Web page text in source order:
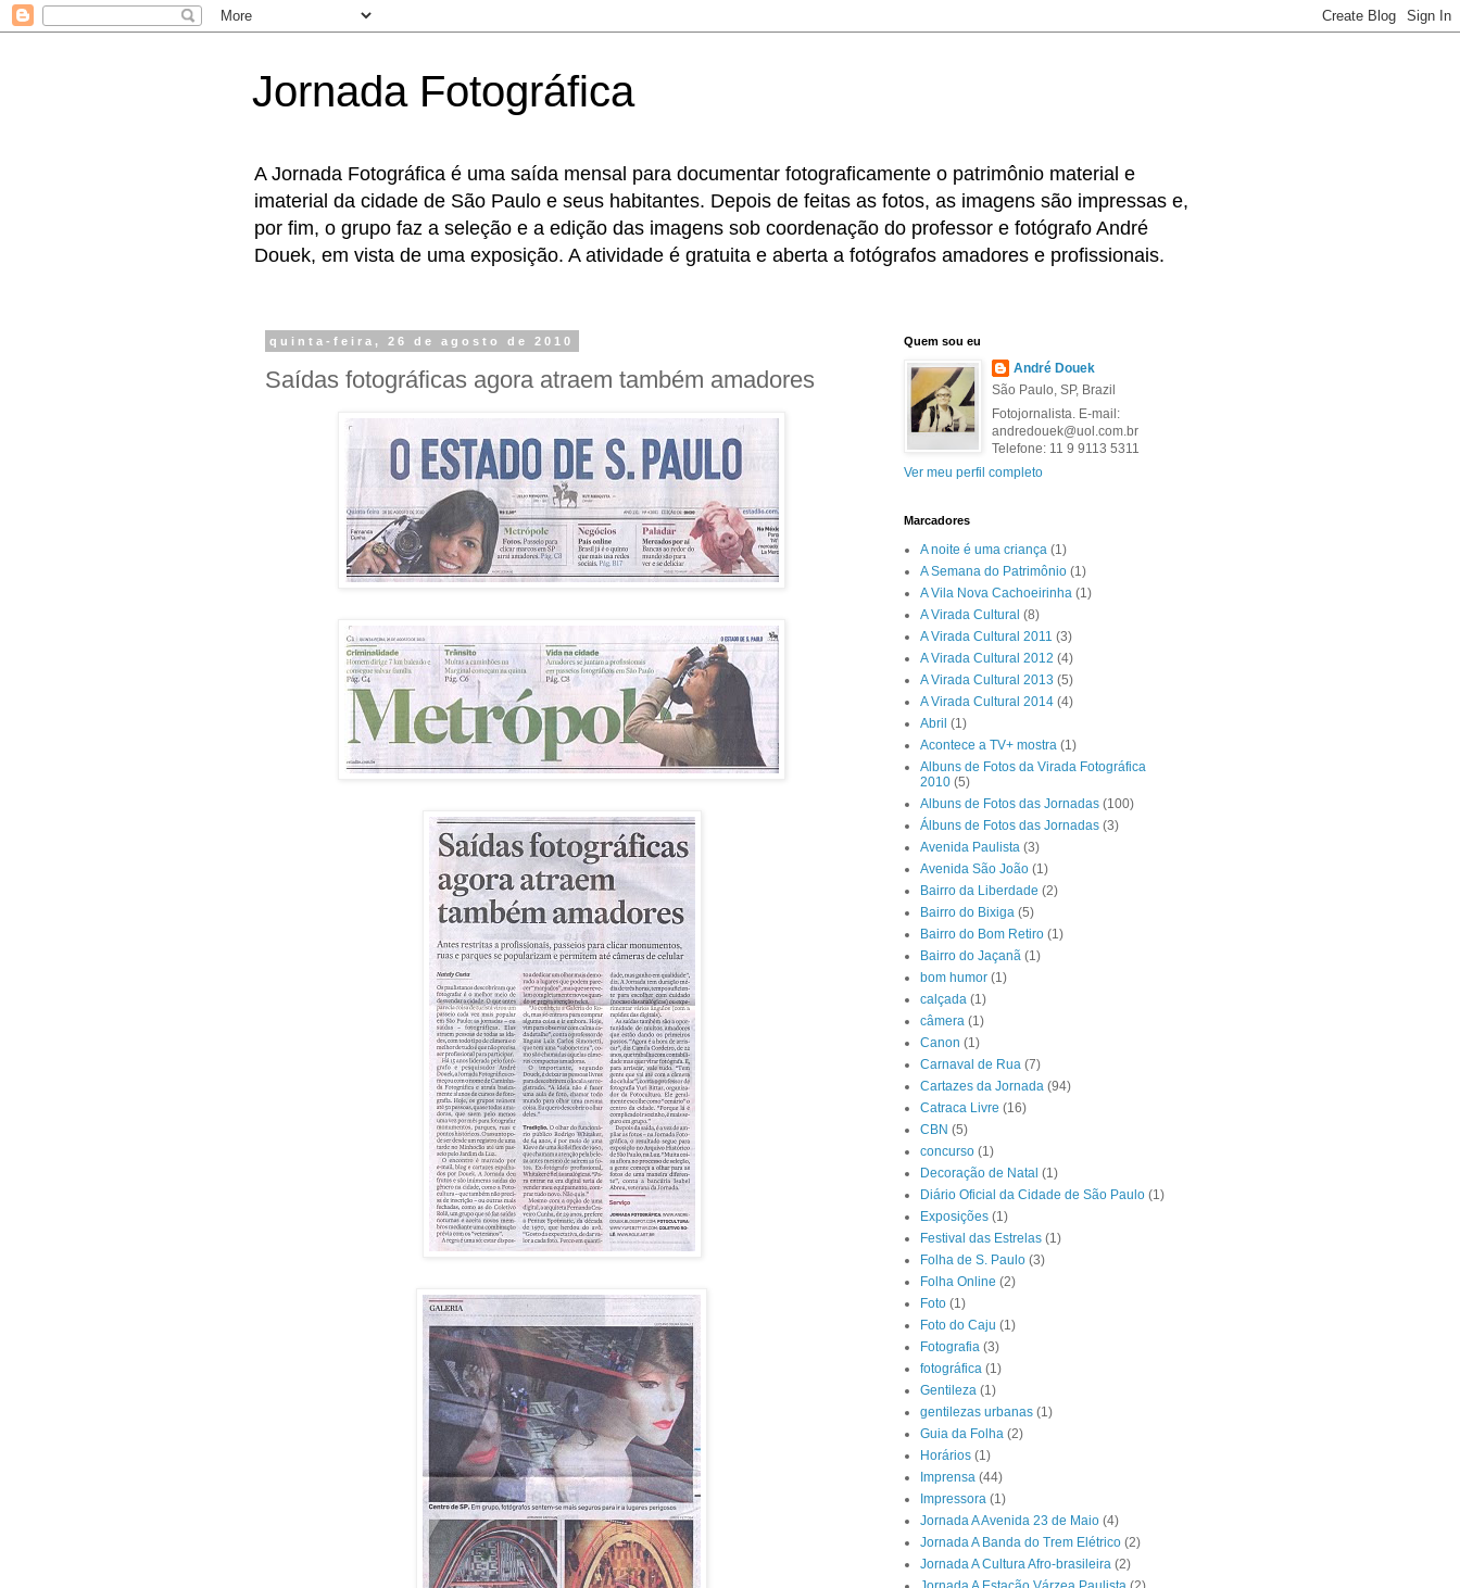
Jornada Fotográfica
A Jornada Fotográfica é uma saída mensal para documentar fotograficamente o patrimônio material e
imaterial da cidade de São Paulo e seus habitantes. Depois de feitas as fotos, as imagens são impressas e,
por fim, o grupo faz a seleção e a edição das imagens sob coordenação do professor e fotógrafo André
Douek, em vista de uma exposição. A atividade é gratuita e aberta a fotógrafos amadores e profissionais.
quinta-feira, 26 de agosto de 2010
Saídas fotográficas agora atraem também amadores
Quem sou eu
André Douek
São Paulo, SP, Brazil
Fotojornalista. E-mail:
andredouek@uol.com.br
Telefone: 11 9 9113 5311
Ver meu perfil completo
Marcadores
A noite é uma criança (1)
A Semana do Patrimônio (1)
A Vila Nova Cachoeirinha (1)
A Virada Cultural (8)
A Virada Cultural 2011 (3)
A Virada Cultural 2012 (4)
A Virada Cultural 2013 (5)
A Virada Cultural 2014 (4)
Abril (1)
Acontece a TV+ mostra (1)
Albuns de Fotos da Virada Fotográfica
2010 (5)
Albuns de Fotos das Jornadas (100)
Álbuns de Fotos das Jornadas (3)
Avenida Paulista (3)
Avenida São João (1)
Bairro da Liberdade (2)
Bairro do Bixiga (5)
Bairro do Bom Retiro (1)
Bairro do Jaçanã (1)
bom humor (1)
calçada (1)
câmera (1)
Canon (1)
Carnaval de Rua (7)
Cartazes da Jornada (94)
Catraca Livre (16)
CBN (5)
concurso (1)
Decoração de Natal (1)
Diário Oficial da Cidade de São Paulo (1)
Exposições (1)
Festival das Estrelas (1)
Folha de S. Paulo (3)
Folha Online (2)
Foto (1)
Foto do Caju (1)
Fotografia (3)
fotográfica (1)
Gentileza (1)
gentilezas urbanas (1)
Guia da Folha (2)
Horários (1)
Imprensa (44)
Impressora (1)
Jornada A Avenida 23 de Maio (4)
Jornada A Banda do Trem Elétrico (2)
Jornada A Cultura Afro-brasileira (2)